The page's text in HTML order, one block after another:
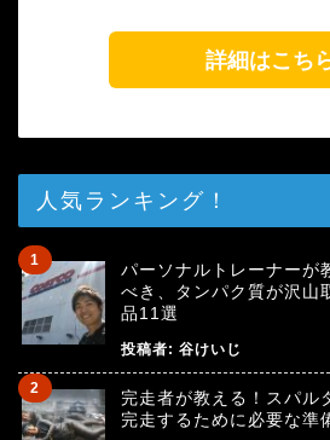
詳細はこち
人気ランキング！
パーソナルトレーナーが
べき、タンパク質が沢山
品11選
投稿者: 谷けいじ
完走者が教える！スパル
完走するために必要な準